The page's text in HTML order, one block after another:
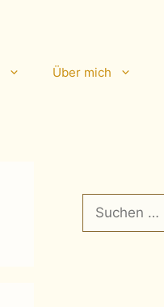
Über mich
Suchen
nach: